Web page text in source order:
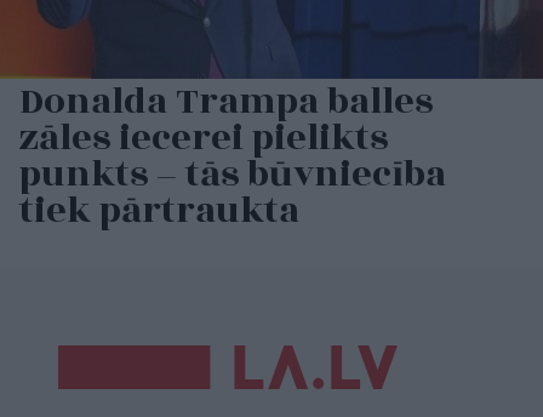
Donalda Trampa balles
zāles iecerei pielikts
punkts – tās būvniecība
tiek pārtraukta